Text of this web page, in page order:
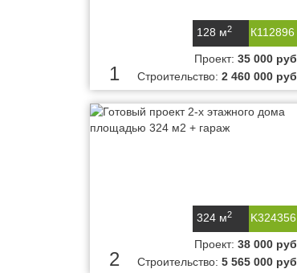
К112896
128 м2
1
Проект: 35 000 руб
Строительство: 2 460 000 руб
K324356
324 м2
2
Проект: 38 000 руб
Строительство: 5 565 000 руб